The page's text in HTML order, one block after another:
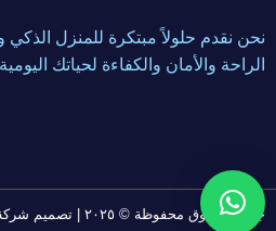
نحن نقدم حلولاً مبتكرة للمنزل الذكي
الراحة والأمان والكفاءة لحياتك
جميع الحقوق محفوظة © ٢٠٢٥ | تصميم شركة فضاء للتسويقFadaa Marketing